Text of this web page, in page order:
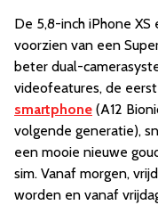
De 5,8-inch iPhone XS
voorzien van een
beter dual-
videofeatures, de
smartphone (A12
volgende generatie),
een mooie nieuwe
sim. Vanaf morgen,
worden en vanaf